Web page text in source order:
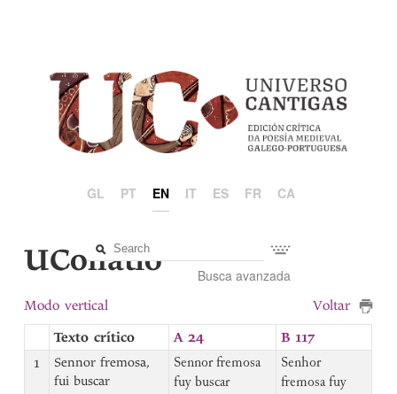
GL PT EN IT ES FR CA
Busca avanzada
UCollatio
Modo vertical
Voltar
Texto crítico
A 24
B 117
1
Sennor fremosa,
fui buscar
Sennor fremosa
fuy buscar
Senhor
fremosa fuy